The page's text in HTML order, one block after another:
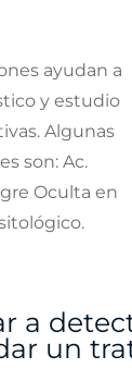
ayudan a
y estudio
Algunas
son: Ac.
Oculta en
a
un